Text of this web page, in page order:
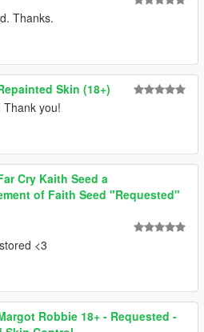
Thanks.
Skin (18+)
you!
Cry Kaith Seed a
of Faith Seed "Requested"
<3
Robbie 18+ - Requested -